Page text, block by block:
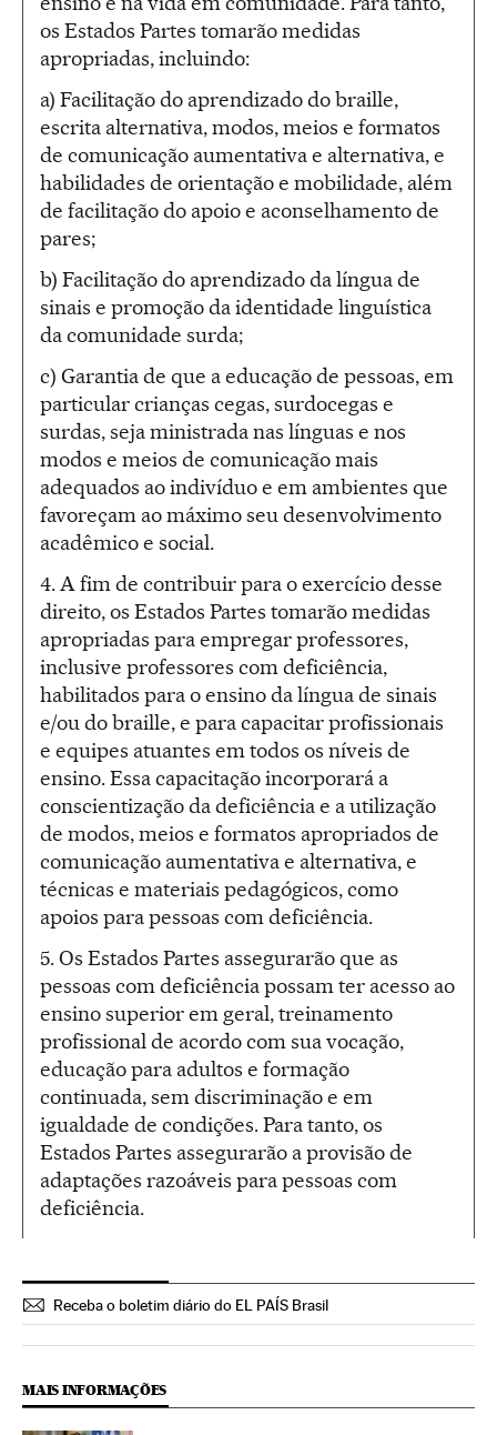
os Estados Partes tomarão medidas
apropriadas, incluindo:
a) Facilitação do aprendizado do braille,
escrita alternativa, modos, meios e formatos
de comunicação aumentativa e alternativa, e
habilidades de orientação e mobilidade, além
de facilitação do apoio e aconselhamento de
pares;
b) Facilitação do aprendizado da língua de
sinais e promoção da identidade linguística
da comunidade surda;
c) Garantia de que a educação de pessoas, em
particular crianças cegas, surdocegas e
surdas, seja ministrada nas línguas e nos
modos e meios de comunicação mais
adequados ao indivíduo e em ambientes que
favoreçam ao máximo seu desenvolvimento
acadêmico e social.
4. A fim de contribuir para o exercício desse
direito, os Estados Partes tomarão medidas
apropriadas para empregar professores,
inclusive professores com deficiência,
habilitados para o ensino da língua de sinais
e/ou do braille, e para capacitar profissionais
e equipes atuantes em todos os níveis de
ensino. Essa capacitação incorporará a
conscientização da deficiência e a utilização
de modos, meios e formatos apropriados de
comunicação aumentativa e alternativa, e
técnicas e materiais pedagógicos, como
apoios para pessoas com deficiência.
5. Os Estados Partes assegurarão que as
pessoas com deficiência possam ter acesso ao
ensino superior em geral, treinamento
profissional de acordo com sua vocação,
educação para adultos e formação
continuada, sem discriminação e em
igualdade de condições. Para tanto, os
Estados Partes assegurarão a provisão de
adaptações razoáveis para pessoas com
deficiência.
Receba o boletim diário do EL PAÍS Brasil
MAIS INFORMAÇÕES